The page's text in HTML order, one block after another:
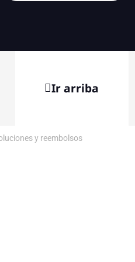
Ir arriba
y reembolsos